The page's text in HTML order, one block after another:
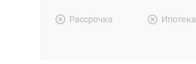
Рассрочка Ипотека